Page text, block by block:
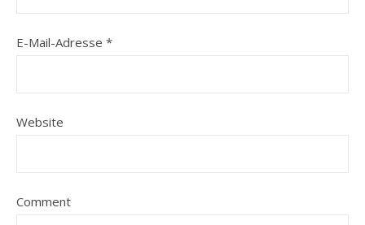
E-Mail-Adresse *
Website
Comment